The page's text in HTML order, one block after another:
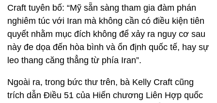
Craft tuyên bố: “Mỹ sẵn sàng tham gia đàm phán
nghiêm túc với Iran mà không cần có điều kiện tiên
quyết nhằm mục đích không để xảy ra nguy cơ sau
này đe dọa đến hòa bình và ổn định quốc tế, hay sự
leo thang căng thẳng từ phía Iran”.
Ngoài ra, trong bức thư trên, bà Kelly Craft cũng
trích dẫn Điều 51 của Hiến chương Liên Hợp quốc